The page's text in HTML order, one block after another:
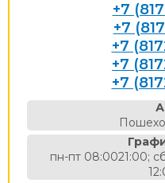
+7
+7
+7
+7
+7
пн-пт 08:0021:00;